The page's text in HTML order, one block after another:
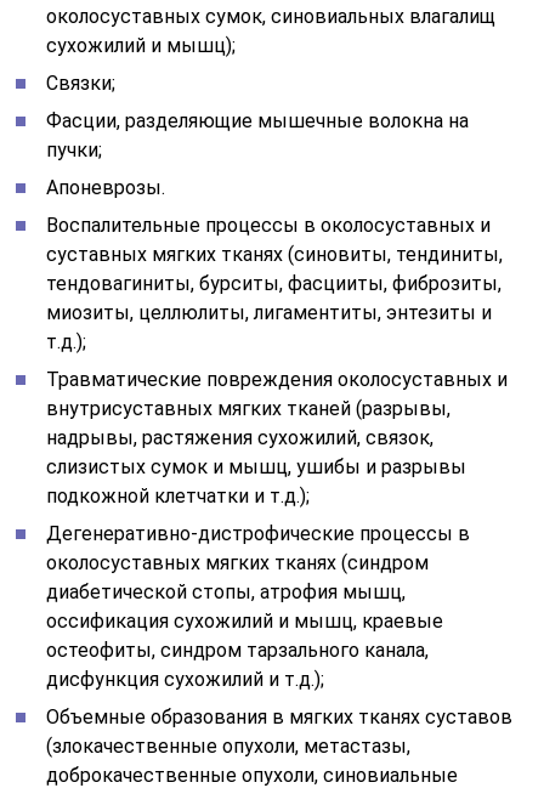
околосуставных сумок, синовиальных влагалищ
сухожилий и мышц);
Связки;
Фасции, разделяющие мышечные волокна на
пучки;
Апоневрозы.
Воспалительные процессы в околосуставных и
суставных мягких тканях (синовиты, тендиниты,
тендовагиниты, бурситы, фасцииты, фиброзиты,
миозиты, целлюлиты, лигаментиты, энтезиты и
т.д.);
Травматические повреждения околосуставных и
внутрисуставных мягких тканей (разрывы,
надрывы, растяжения сухожилий, связок,
слизистых сумок и мышц, ушибы и разрывы
подкожной клетчатки и т.д.);
Дегенеративно-дистрофические процессы в
околосуставных мягких тканях (синдром
диабетической стопы, атрофия мышц,
оссификация сухожилий и мышц, краевые
остеофиты, синдром тарзального канала,
дисфункция сухожилий и т.д.);
Объемные образования в мягких тканях суставов
(злокачественные опухоли, метастазы,
доброкачественные опухоли, синовиальные